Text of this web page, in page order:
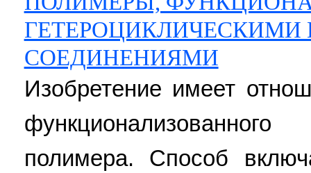
СОЕДИНЕНИЯМИ
Изобретение имеет
полимера. Способ